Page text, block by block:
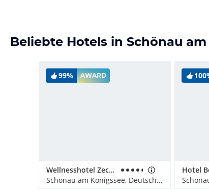
Beliebte Hotels in Schönau
99% AWARD
Wellnesshotel Zechmeisterlehen
Schönau am Königssee, Deutschland
Hotel